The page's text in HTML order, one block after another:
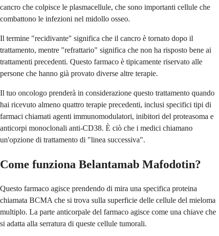
cancro che colpisce le plasmacellule, che sono importanti cellule che
combattono le infezioni nel midollo osseo.
Il termine "recidivante" significa che il cancro è tornato dopo il
trattamento, mentre "refrattario" significa che non ha risposto bene ai
trattamenti precedenti. Questo farmaco è tipicamente riservato alle
persone che hanno già provato diverse altre terapie.
Il tuo oncologo prenderà in considerazione questo trattamento quando
hai ricevuto almeno quattro terapie precedenti, inclusi specifici tipi di
farmaci chiamati agenti immunomodulatori, inibitori del proteasoma e
anticorpi monoclonali anti-CD38. È ciò che i medici chiamano
un'opzione di trattamento di "linea successiva".
Come funziona Belantamab Mafodotin?
Questo farmaco agisce prendendo di mira una specifica proteina
chiamata BCMA che si trova sulla superficie delle cellule del mieloma
multiplo. La parte anticorpale del farmaco agisce come una chiave che
si adatta alla serratura di queste cellule tumorali.